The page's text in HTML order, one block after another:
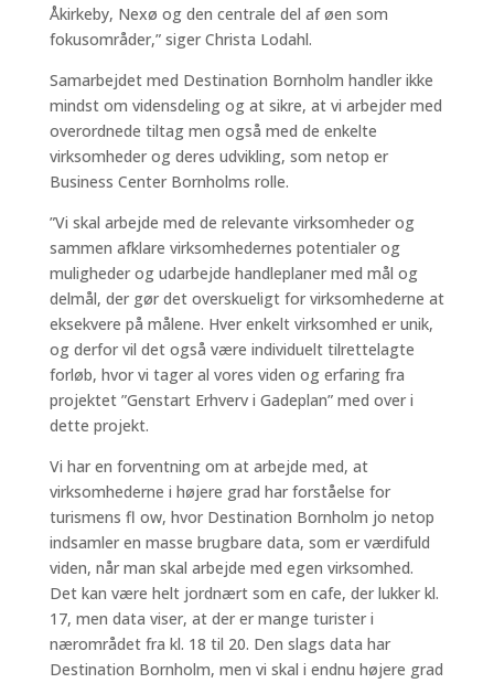
Åkirkeby, Nexø og den centrale del af øen som
fokusområder,” siger Christa Lodahl.
Samarbejdet med Destination Bornholm handler ikke
mindst om vidensdeling og at sikre, at vi arbejder med
overordnede tiltag men også med de enkelte
virksomheder og deres udvikling, som netop er
Business Center Bornholms rolle.
”Vi skal arbejde med de relevante virksomheder og
sammen afklare virksomhedernes potentialer og
muligheder og udarbejde handleplaner med mål og
delmål, der gør det overskueligt for virksomhederne at
eksekvere på målene. Hver enkelt virksomhed er unik,
og derfor vil det også være individuelt tilrettelagte
forløb, hvor vi tager al vores viden og erfaring fra
projektet ”Genstart Erhverv i Gadeplan” med over i
dette projekt.
Vi har en forventning om at arbejde med, at
virksomhederne i højere grad har forståelse for
turismens fl ow, hvor Destination Bornholm jo netop
indsamler en masse brugbare data, som er værdifuld
viden, når man skal arbejde med egen virksomhed.
Det kan være helt jordnært som en cafe, der lukker kl.
17, men data viser, at der er mange turister i
nærområdet fra kl. 18 til 20. Den slags data har
Destination Bornholm, men vi skal i endnu højere grad